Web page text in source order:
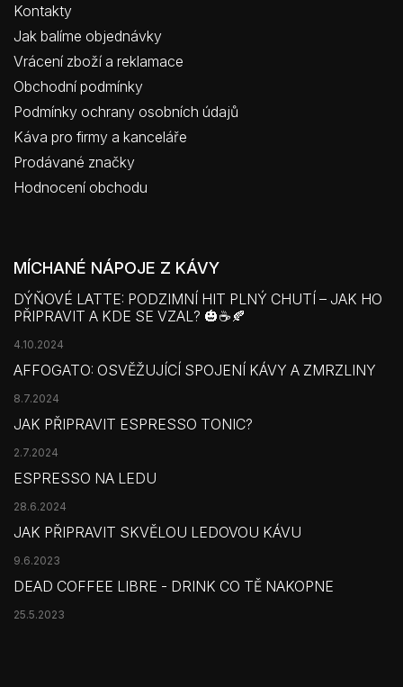
Kontakty
Jak balíme objednávky
Vrácení zboží a reklamace
Obchodní podmínky
Podmínky ochrany osobních údajů
Káva pro firmy a kanceláře
Prodávané značky
Hodnocení obchodu
MÍCHANÉ NÁPOJE Z KÁVY
DÝŇOVÉ LATTE: PODZIMNÍ HIT PLNÝ CHUTÍ – JAK HO
PŘIPRAVIT A KDE SE VZAL? 🎃☕🍂
4.10.2024
AFFOGATO: OSVĚŽUJÍCÍ SPOJENÍ KÁVY A ZMRZLINY
8.7.2024
JAK PŘIPRAVIT ESPRESSO TONIC?
2.7.2024
ESPRESSO NA LEDU
28.6.2024
JAK PŘIPRAVIT SKVĚLOU LEDOVOU KÁVU
9.6.2023
DEAD COFFEE LIBRE - DRINK CO TĚ NAKOPNE
25.5.2023